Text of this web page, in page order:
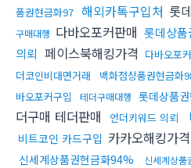
품권현금화97 해외카톡구입처 롯
구매대행 다바오포커판매 롯데상품
의뢰 페이스북해킹가격 다바오포
더코인비대면거래
백화점상품권현금화
바오포커구입
테더구매대행 롯데상품
더구매 테더판매
언더키워드 의뢰
비트코인 카드구입 카카오해킹가격
신세계상품권현금화94%
신세계상